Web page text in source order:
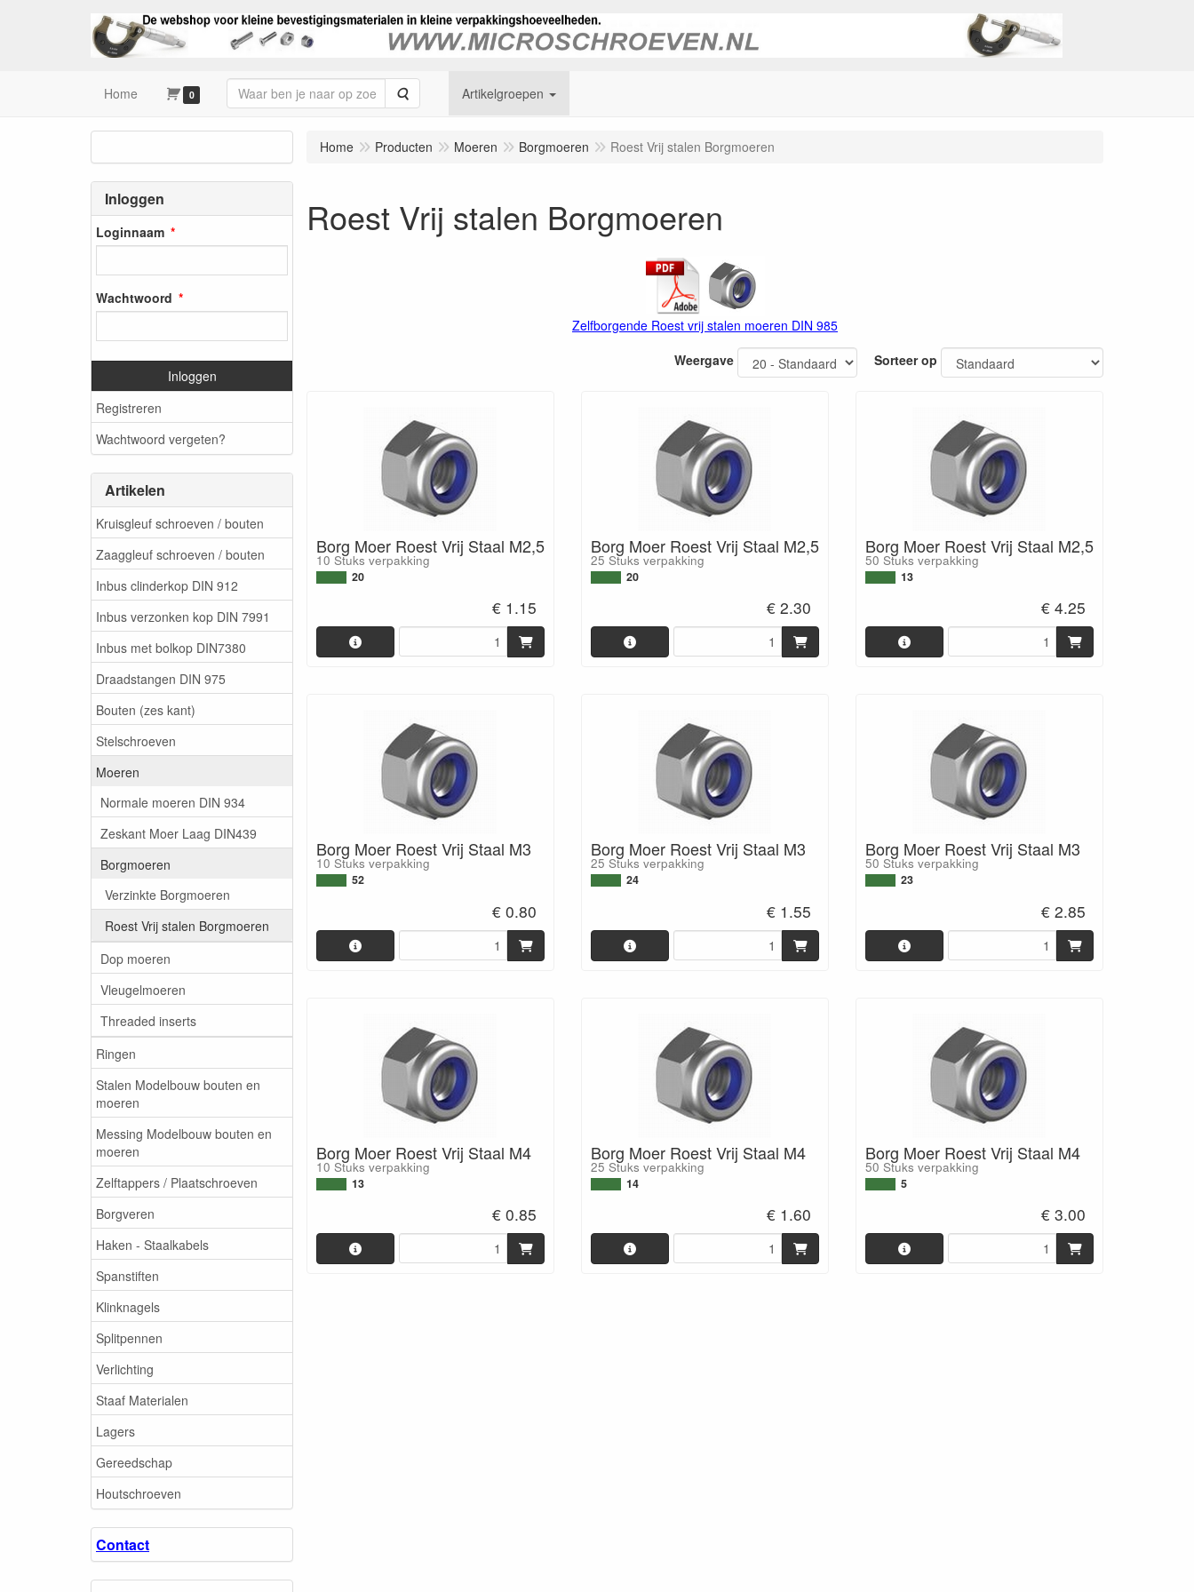
Home 0 Zoeken Artikelgroepen
Inloggen
Loginnaam
Wachtwoord
Inloggen
Registreren
Wachtwoord vergeten?
Artikelen
Kruisgleuf schroeven / bouten
Zaaggleuf schroeven / bouten
Inbus clinderkop DIN 912
Inbus verzonken kop DIN 7991
Inbus met bolkop DIN7380
Draadstangen DIN 975
Bouten (zes kant)
Stelschroeven
Moeren
Normale moeren DIN 934
Zeskant Moer Laag DIN439
Borgmoeren
Verzinkte Borgmoeren
Roest Vrij stalen Borgmoeren
Dop moeren
Vleugelmoeren
Threaded inserts
Ringen
Stalen Modelbouw bouten en
moeren
Messing Modelbouw bouten en
moeren
Zelftappers / Plaatschroeven
Borgveren
Haken - Staalkabels
Spanstiften
Klinknagels
Splitpennen
Verlichting
Staaf Materialen
Lagers
Gereedschap
Houtschroeven
Contact
Home Producten Moeren Borgmoeren Roest Vrij stalen Borgmoeren
Roest Vrij stalen Borgmoeren
Zelfborgende Roest vrij stalen moeren DIN 985
Weergave
Sorteer op
Borg Moer Roest Vrij Staal M2,5
10 Stuks verpakking
20
€ 1.15
Borg Moer Roest Vrij Staal M2,5
25 Stuks verpakking
20
€ 2.30
Borg Moer Roest Vrij Staal M2,5
50 Stuks verpakking
13
€ 4.25
Borg Moer Roest Vrij Staal M3
10 Stuks verpakking
52
€ 0.80
Borg Moer Roest Vrij Staal M3
25 Stuks verpakking
24
€ 1.55
Borg Moer Roest Vrij Staal M3
50 Stuks verpakking
23
€ 2.85
Borg Moer Roest Vrij Staal M4
10 Stuks verpakking
13
€ 0.85
Borg Moer Roest Vrij Staal M4
25 Stuks verpakking
14
€ 1.60
Borg Moer Roest Vrij Staal M4
50 Stuks verpakking
5
€ 3.00